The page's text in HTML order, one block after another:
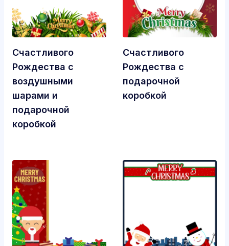
Счастливого
Рождества с
воздушными
шарами и
подарочной
коробкой
Счастливого
Рождества с
подарочной
коробкой